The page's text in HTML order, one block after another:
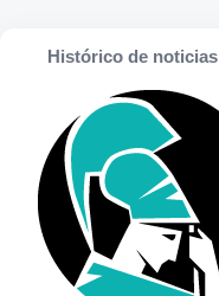
Histórico de noticias